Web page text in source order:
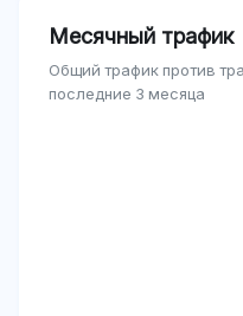
Месячный трафик
Общий трафик против
последние 3 месяца